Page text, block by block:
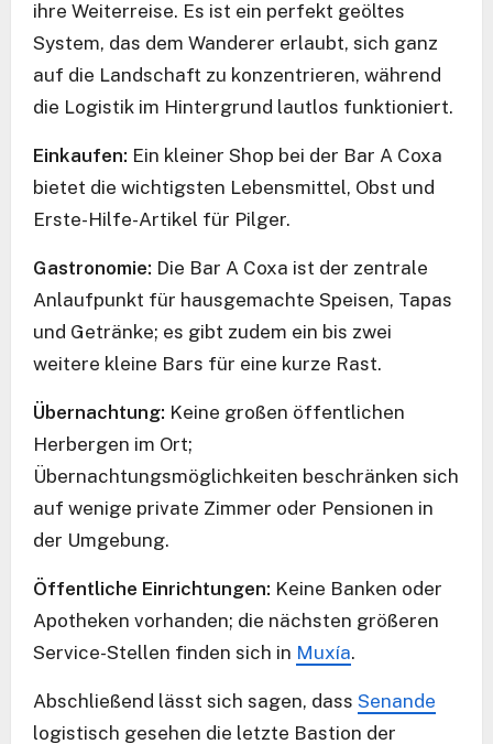
ihre Weiterreise. Es ist ein perfekt geöltes
System, das dem Wanderer erlaubt, sich ganz
auf die Landschaft zu konzentrieren, während
die Logistik im Hintergrund lautlos funktioniert.
Einkaufen: Ein kleiner Shop bei der Bar A Coxa
bietet die wichtigsten Lebensmittel, Obst und
Erste-Hilfe-Artikel für Pilger.
Gastronomie: Die Bar A Coxa ist der zentrale
Anlaufpunkt für hausgemachte Speisen, Tapas
und Getränke; es gibt zudem ein bis zwei
weitere kleine Bars für eine kurze Rast.
Übernachtung: Keine großen öffentlichen
Herbergen im Ort;
Übernachtungsmöglichkeiten beschränken sich
auf wenige private Zimmer oder Pensionen in
der Umgebung.
Öffentliche Einrichtungen: Keine Banken oder
Apotheken vorhanden; die nächsten größeren
Service-Stellen finden sich in Muxía.
Abschließend lässt sich sagen, dass Senande
logistisch gesehen die letzte Bastion der